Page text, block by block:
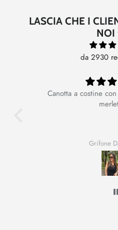
LASCIA CHE I
da 2930
Canotta a costine
Grifone